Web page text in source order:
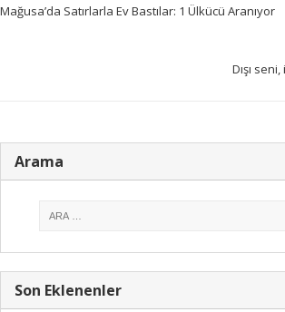
Mağusa’da Satırlarla Ev Bastılar: 1 Ülkücü Aranıyor
Dışı
Arama
Son Eklenenler